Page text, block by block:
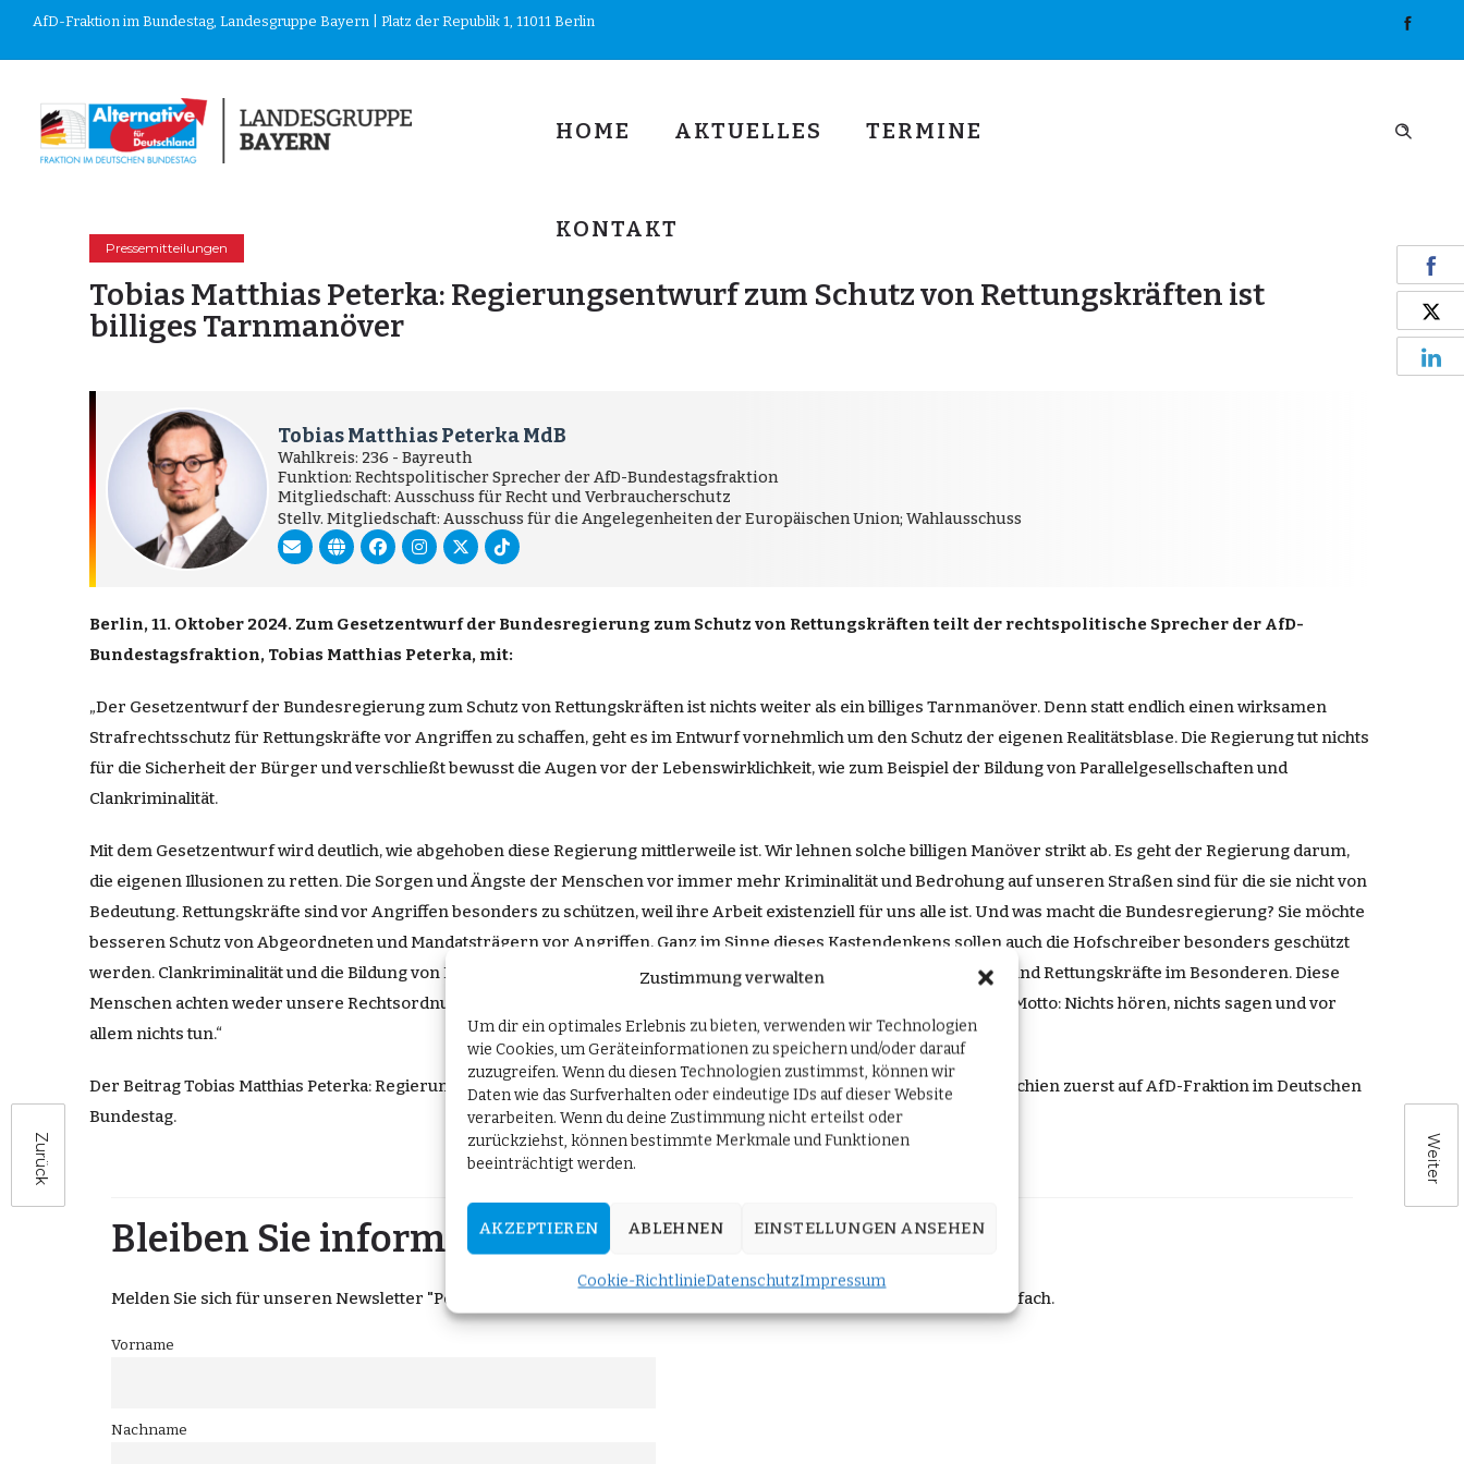
Zustimmung verwalten
Um dir ein optimales Erlebnis zu bieten, verwenden wir Technologien
wie Cookies, um Geräteinformationen zu speichern und/oder darauf
zuzugreifen. Wenn du diesen Technologien zustimmst, können wir
Daten wie das Surfverhalten oder eindeutige IDs auf dieser Website
verarbeiten. Wenn du deine Zustimmung nicht erteilst oder
zurückziehst, können bestimmte Merkmale und Funktionen
beeinträchtigt werden.
AKZEPTIEREN ABLEHNEN EINSTELLUNGEN ANSEHEN
Cookie-RichtlinieDatenschutzImpressum
AfD-Fraktion im Bundestag, Landesgruppe Bayern | Platz der Republik 1, 11011 Berlin
HOME AKTUELLES TERMINE
KONTAKT
Zurück Weiter
Pressemitteilungen
Tobias Matthias Peterka: Regierungsentwurf zum Schutz von Rettungskräften ist
billiges Tarnmanöver
Tobias Matthias Peterka MdB
Wahlkreis: 236 - Bayreuth
Funktion: Rechtspolitischer Sprecher der AfD-Bundestagsfraktion
Mitgliedschaft: Ausschuss für Recht und Verbraucherschutz
Stellv. Mitgliedschaft: Ausschuss für die Angelegenheiten der Europäischen Union; Wahlausschuss
Berlin, 11. Oktober 2024. Zum Gesetzentwurf der Bundesregierung zum Schutz von Rettungskräften teilt der rechtspolitische Sprecher der AfD-
Bundestagsfraktion, Tobias Matthias Peterka, mit:
„Der Gesetzentwurf der Bundesregierung zum Schutz von Rettungskräften ist nichts weiter als ein billiges Tarnmanöver. Denn statt endlich einen wirksamen
Strafrechtsschutz für Rettungskräfte vor Angriffen zu schaffen, geht es im Entwurf vornehmlich um den Schutz der eigenen Realitätsblase. Die Regierung tut nichts
für die Sicherheit der Bürger und verschließt bewusst die Augen vor der Lebenswirklichkeit, wie zum Beispiel der Bildung von Parallelgesellschaften und
Clankriminalität.
Mit dem Gesetzentwurf wird deutlich, wie abgehoben diese Regierung mittlerweile ist. Wir lehnen solche billigen Manöver strikt ab. Es geht der Regierung darum,
die eigenen Illusionen zu retten. Die Sorgen und Ängste der Menschen vor immer mehr Kriminalität und Bedrohung auf unseren Straßen sind für die sie nicht von
Bedeutung. Rettungskräfte sind vor Angriffen besonders zu schützen, weil ihre Arbeit existenziell für uns alle ist. Und was macht die Bundesregierung? Sie möchte
besseren Schutz von Abgeordneten und Mandatsträgern vor Angriffen. Ganz im Sinne dieses Kastendenkens sollen auch die Hofschreiber besonders geschützt
werden. Clankriminalität und die Bildung von Parallelgesellschaften sind zwei Hauptursachen für Angriffe auf Bürger und Rettungskräfte im Besonderen. Diese
Menschen achten weder unsere Rechtsordnung noch unsere Zivilisation. Die Regierung aber agiert getreu nach dem Motto: Nichts hören, nichts sagen und vor
allem nichts tun.“
Der BeitragTobias Matthias Peterka: Regierungsentwurf zum Schutz von Rettungskräften ist billiges Tarnmanöver erschien zuerst aufAfD-Fraktion im Deutschen
Bundestag.
Bleiben Sie informiert!
Melden Sie sich für unseren Newsletter "Post aus Berlin" an und erhalten Sie die neuesten Updates direkt in Ihr Postfach.
Vorname
Nachname